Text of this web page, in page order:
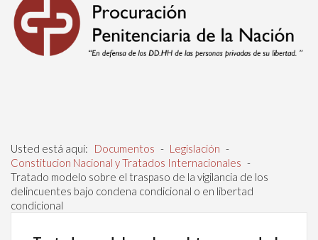
Usted está aquí: Documentos - Legislación -
Constitucion Nacional y Tratados Internacionales -
Tratado modelo sobre el traspaso de la vigilancia de los
delincuentes bajo condena condicional o en libertad
condicional